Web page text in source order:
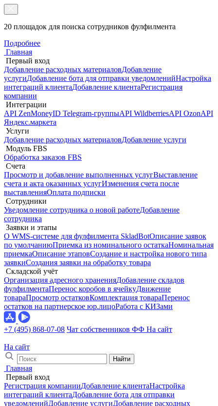
20 площадок для поиска сотрудников фулфилмента
Подробнее
Главная
Первый вход
Добавление расходных материаловДобавление
услугиДобавление бота для отправки уведомленийНастройка
интеграций клиентаДобавление клиентаРегистрация
компании
Интеграции
API ZenMoneyID Telegram-группыAPI WildberriesAPI OzonAPI
Яндекс.маркета
Услуги
Добавление расходных материаловДобавление услуги
Модуль FBS
Обработка заказов FBS
Счета
Просмотр и добавление выполненных услугВыставление
счета и акта оказанных услугИзменения счета после
выставленияОплата подписки
Сотрудники
Уведомление сотрудника о новой работеДобавление
сотрудника
Заявки и этапы
О WMS-системе для фулфилмента SkladBotОписание заявок
по умолчаниюПриемка из номинального остаткаНоминальная
приемкаОписание этаповСоздание и настройка нового типа
заявкиСоздания заявки на обработку товара
Складской учёт
Организация адресного храненияДобавление складов
фулфилментаПеренос коробов в ячейкуДвижение
товараПросмотр остатковКомплектация товараПеренос
остатков на партнерское юр.лицоРабота с КИЗами
+7 (495) 868-07-08 Чат собственников ФФ На сайт
На сайт
Найти
Главная
Первый вход
Регистрация компанииДобавление клиентаНастройка
интеграций клиентаДобавление бота для отправки
уведомленийДобавление услугиДобавление расходных